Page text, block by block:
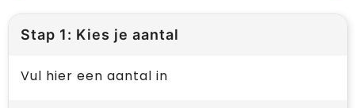
Stap 1: Kies je aantal
Vul hier een aantal in